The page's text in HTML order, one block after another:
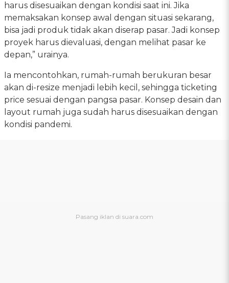
harus disesuaikan dengan kondisi saat ini. Jika
memaksakan konsep awal dengan situasi sekarang,
bisa jadi produk tidak akan diserap pasar. Jadi konsep
proyek harus dievaluasi, dengan melihat pasar ke
depan,” urainya.
Ia mencontohkan, rumah-rumah berukuran besar
akan di-resize menjadi lebih kecil, sehingga ticketing
price sesuai dengan pangsa pasar. Konsep desain dan
layout rumah juga sudah harus disesuaikan dengan
kondisi pandemi.